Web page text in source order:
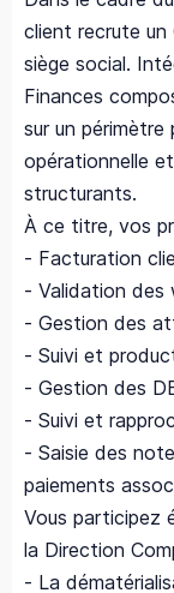
client recrute un
siège social.
Finances
sur un
opérationnelle
structurants.
À ce titre, vos
- Facturation
- Validation des
- Gestion des
- Suivi et
- Gestion des
- Suivi et
- Saisie des
paiements
Vous participez
la Direction
- La